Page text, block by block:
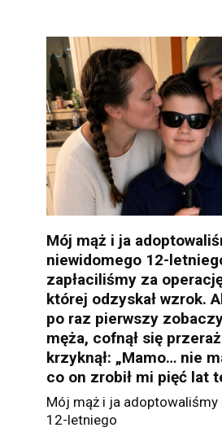
Mój mąż i ja
niewidomego 12-
zapłaciliśmy za
której odzyskał wzrok.
po raz pierwszy
męża, cofnął się
krzyknął: „Mamo… nie
co on zrobił mi pięć lat
Mój mąż i ja
12-letniego